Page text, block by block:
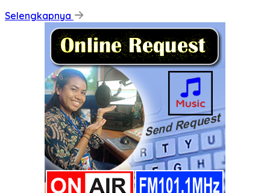
Selengkapnya